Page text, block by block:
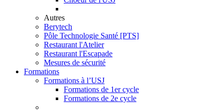
Autres
Berytech
Pôle Technologie Santé [PTS]
Restaurant l'Atelier
Restaurant l'Escapade
Mesures de sécurité
Formations
Formations à l’USJ
Formations de 1er cycle
Formations de 2e cycle